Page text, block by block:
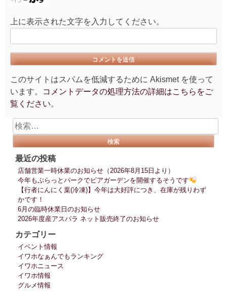
上に表示された文字を入力してください。
このサイトはスパムを低減するために Akismet を使って
います。
コメントデータの処理方法の詳細はこちらをご
覧ください。
検
索:
最近の投稿
店舗営業一時休業のお知らせ（2026年8月15日より）
今年もぷらっとパークでビアガーデンを開催するそうです
【行者にんにく葉(冷凍)】今年は大好評につき、在庫が残りわず
かです！
6月の臨時休業日のお知らせ
2026年度産アスパラ ネット販売終了のお知らせ
カテゴリー
イベント情報
イワホなぁんでもランキング
イワホニュース
イワホ情報
グルメ情報